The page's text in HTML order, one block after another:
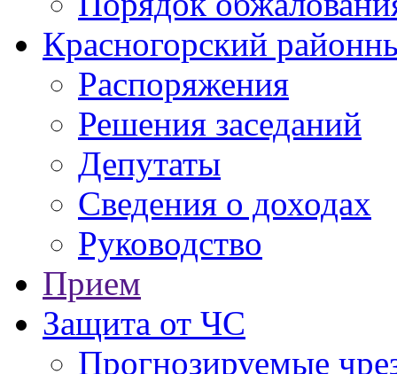
Красногорский
Распоряжения
Решения заседаний
Депутаты
Сведения о доходах
Руководство
Прием
Защита от ЧС
Прогнозируемые